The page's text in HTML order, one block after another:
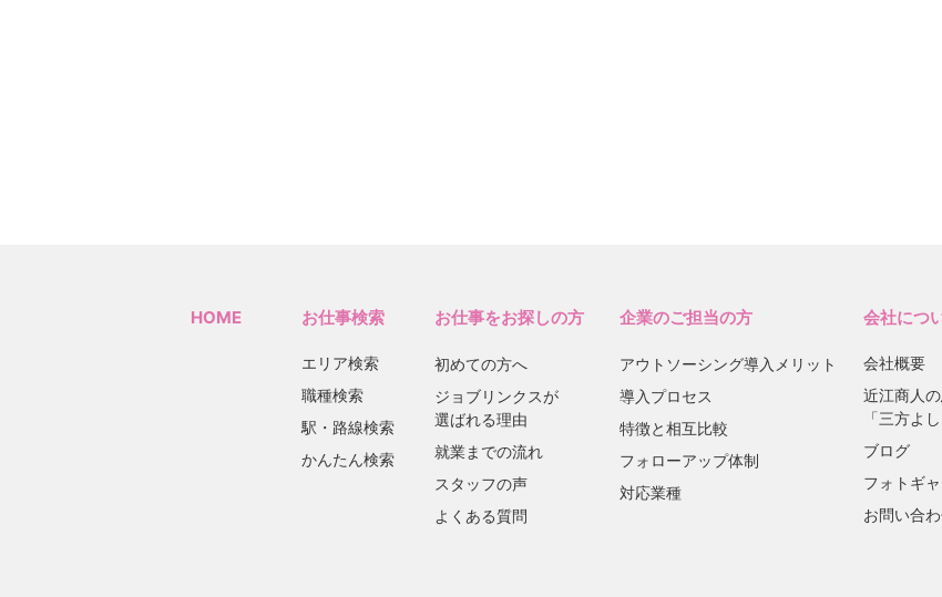
HOME お仕事検索
エリア検索
職種検索
駅・路線検索
かんたん検索
お仕事をお探しの方
初めての方へ
ジョブリンクスが
選ばれる理由
就業までの流れ
スタッフの声
よくある質問
企業のご担当の方
アウトソーシング導入メリット
導入プロセス
特徴と相互比較
フォローアップ体制
対応業種
会社につ
会社概要
近江商人
「三方よし
ブログ
フォトギ
お問い合